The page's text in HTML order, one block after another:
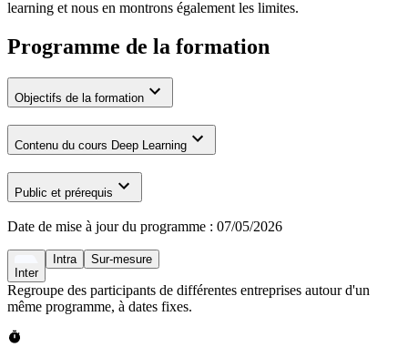
learning et nous en montrons également les limites.
Programme de la formation
Objectifs de la formation
Contenu du cours Deep Learning
Public et prérequis
Date de mise à jour du programme : 07/05/2026
Inter
Intra Sur-mesure
Regroupe des participants de différentes entreprises autour d'un
même programme, à dates fixes.